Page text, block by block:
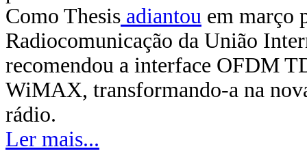
Como Thesis adiantou em março
Radiocomunicação da União
recomendou a interface OFDM
WiMAX, transformando-a na
rádio.
Ler mais...